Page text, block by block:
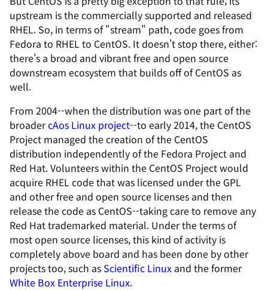
upstream is the commercially supported and released
RHEL. So, in terms of "stream" path, code goes from
Fedora to RHEL to CentOS. It doesn't stop there, either:
there's a broad and vibrant free and open source
downstream ecosystem that builds off of CentOS as
well.
From 2004--when the distribution was one part of the
broadercAos Linux project--to early 2014, the CentOS
Project managed the creation of the CentOS
distribution independently of the Fedora Project and
Red Hat. Volunteers within the CentOS Project would
acquire RHEL code that was licensed under the GPL
and other free and open source licenses and then
release the code as CentOS--taking care to remove any
Red Hat trademarked material. Under the terms of
most open source licenses, this kind of activity is
completely above board and has been done by other
projects too, such as Scientific Linux and the former
White Box Enterprise Linux.